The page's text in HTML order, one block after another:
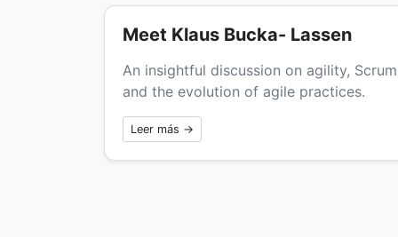
Meet Klaus Bucka- Lassen
An insightful discussion on agility,
and the evolution of agile practices.
Leer más →